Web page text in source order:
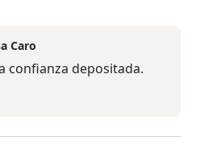
Caro
confianza depositada.